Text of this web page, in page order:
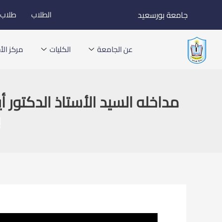
إلى
المحتوى
جامعة بورسعيد الطلاب طلاب
عن الجامعة الكليات مركز
مداخله السيد الأستاذ